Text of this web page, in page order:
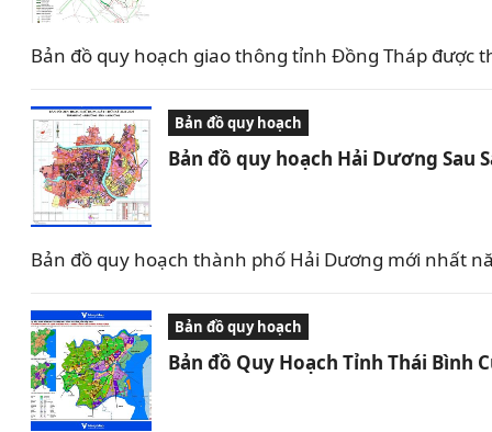
Bản đồ quy hoạch giao thông tỉnh Đồng Tháp
Bản đồ quy hoạch
Bản đồ quy hoạch Hải Dương Sau
Bản đồ quy hoạch thành phố Hải Dương mới nhất
Bản đồ quy hoạch
Bản đồ Quy Hoạch Tỉnh Thái Bình